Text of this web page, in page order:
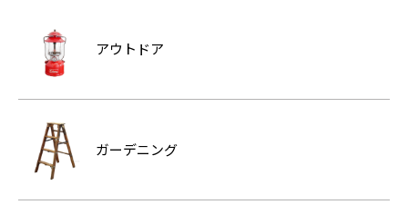
アウトドア
ガーデニング